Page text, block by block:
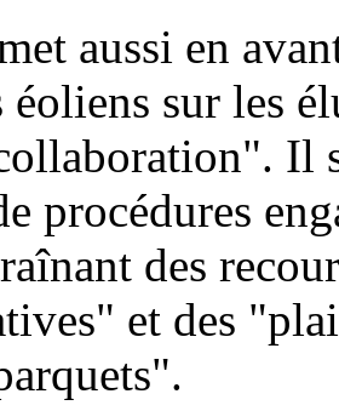
aussi en
éoliens sur les
Il
procédures
des
et des